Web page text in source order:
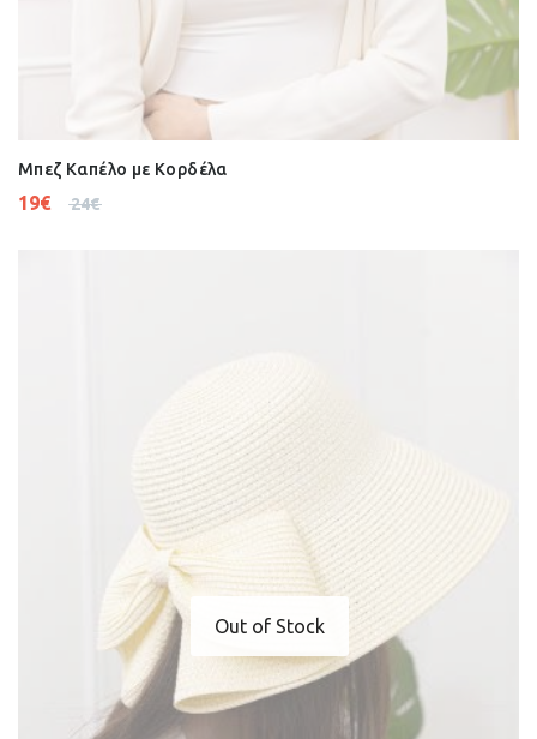
Μπεζ Καπέλο με Κορδέλα
24€
19€
Out of Stock